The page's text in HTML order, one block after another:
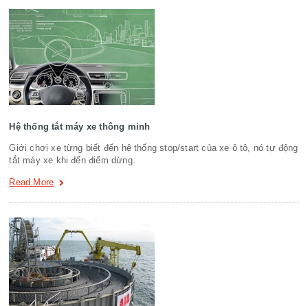
Hệ thống tắt máy xe thông minh
Giới chơi xe từng biết đến hệ thống stop/start của xe ô tô, nó tự động
tắt máy xe khi đến điểm dừng.
Read More